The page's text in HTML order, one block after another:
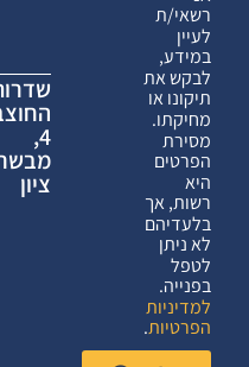
רשאי/ת
לעיין
במידע,
לבקש את
תיקונו או
מחיקתו.
מסירת
הפרטים
רשות, אך
בלעדיהם
לא ניתן
לטפל
בפנייה.
למדיניות
הפרטיות.
שדרות
החוצבים
מבשרת